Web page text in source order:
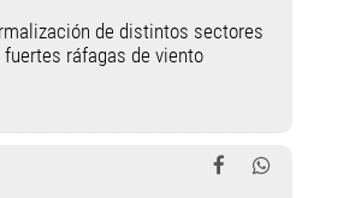
de distintos sectores
ráfagas de viento